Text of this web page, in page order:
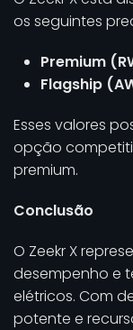
os seguintes
Premium
Flagship
Esses valores
opção
premium.
Conclusão
O Zeekr X
desempenho e
elétricos. Com
potente e